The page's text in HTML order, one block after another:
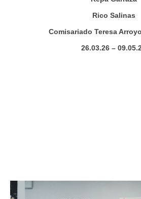
Rico Salinas
Comisariado Teresa
26.03.26 –